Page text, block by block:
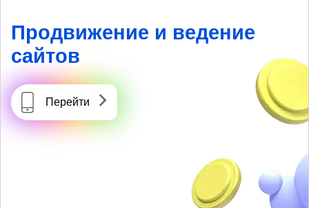
Продвижение и ведение
сайтов
Перейти